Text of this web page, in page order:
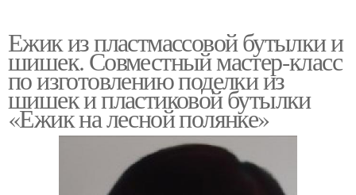
Ежик из пластмассовой бутылки и
шишек. Совместный мастер-класс
по изготовлению поделки из
шишек и пластиковой бутылки
«Ежик на лесной полянке»